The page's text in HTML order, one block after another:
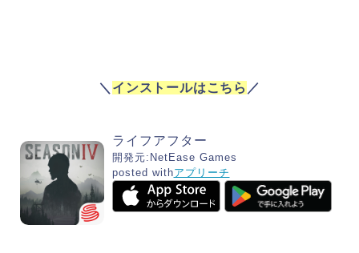
＼ インストールはこちら ／
ライフアフター
開発元: NetEase Games
posted withアプリーチ